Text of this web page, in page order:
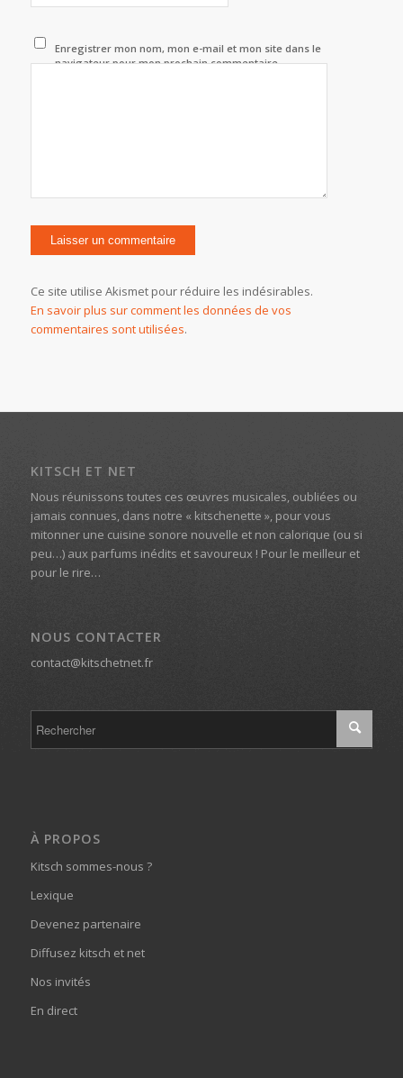
Enregistrer mon nom, mon e-mail et mon site dans le
navigateur pour mon prochain commentaire.
Ce site utilise Akismet pour réduire les indésirables.
En savoir plus sur comment les données de vos
commentaires sont utilisées.
KITSCH ET NET
Nous réunissons toutes ces œuvres musicales, oubliées ou
jamais connues, dans notre « kitschenette », pour vous
mitonner une cuisine sonore nouvelle et non calorique (ou si
peu…) aux parfums inédits et savoureux ! Pour le meilleur et
pour le rire…
NOUS CONTACTER
contact@kitschetnet.fr
À PROPOS
Kitsch sommes-nous ?
Lexique
Devenez partenaire
Diffusez kitsch et net
Nos invités
En direct